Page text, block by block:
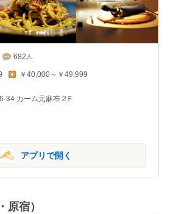
682 人
￥40,000～￥49,999
34 カーム元麻布 2Ｆ
アプリで開く
宿）